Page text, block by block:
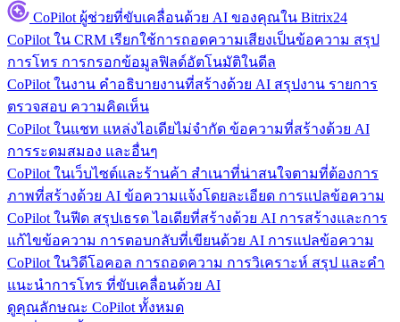
CoPilot ผู้ช่วยที่ขับเคลื่อนด้วย AI ของคุณใน Bitrix24
CoPilot ใน CRM เรียกใช้การถอดความเสียงเป็นข้อความ สรุป
การโทร การกรอกข้อมูลฟิลด์อัตโนมัติในดีล
CoPilot ในงาน คำอธิบายงานที่สร้างด้วย AI สรุปงาน รายการ
ตรวจสอบ ความคิดเห็น
CoPilot ในแชท แหล่งไอเดียไม่จำกัด ข้อความที่สร้างด้วย AI
การระดมสมอง และอื่นๆ
CoPilot ในเว็บไซต์และร้านค้า สำเนาที่น่าสนใจตามที่ต้องการ
ภาพที่สร้างด้วย AI ข้อความแจ้งโดยละเอียด การแปลข้อความ
CoPilot ในฟีด สรุปเธรด ไอเดียที่สร้างด้วย AI การสร้างและการ
แก้ไขข้อความ การตอบกลับที่เขียนด้วย AI การแปลข้อความ
CoPilot ในวิดีโอคอล การถอดความ การวิเคราะห์ สรุป และคำ
แนะนำการโทร ที่ขับเคลื่อนด้วย AI
ดูคุณลักษณะ CoPilot ทั้งหมด